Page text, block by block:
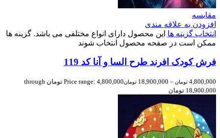
مقایسه
افزودن به علاقه مندی
انتخاب گزینه ها این محصول دارای انواع مختلفی می باشد. گزینه ها
ممکن است در صفحه محصول انتخاب شوند
فرش کودک افرند طرح السا و آنا کد 119
4,800,000 تومان –
18,900,000 تومان
Price range: 4,800,000 تومان through
18,900,000 تومان